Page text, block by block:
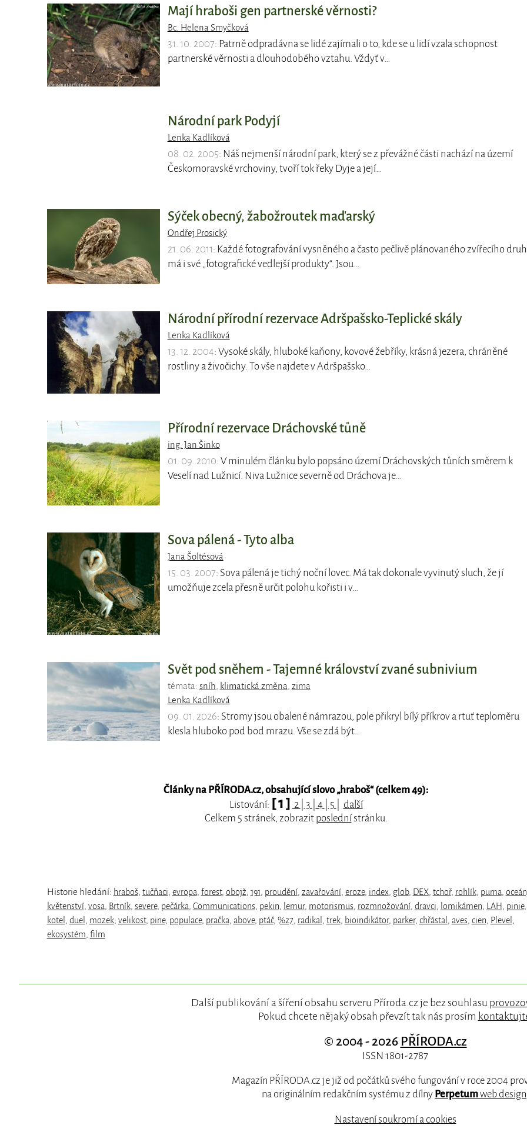
Mají hraboši gen partnerské věrnosti?
Bc. Helena Smyčková
31. 10. 2007: Patrně odpradávna se lidé zajímali o to, kde se u lidí vzala schopnost
partnerské věrnosti a dlouhodobého vztahu. Vždyť v…
Národní park Podyjí
Lenka Kadlíková
08. 02. 2005: Náš nejmenší národní park, který se z převážné části nachází na území
Českomoravské vrchoviny, tvoří tok řeky Dyje a její…
Sýček obecný, žabožroutek maďarský
Ondřej Prosický
21. 06. 2011: Každé fotografování vysněného a často pečlivě plánovaného zvířecího
má i své „fotografické vedlejší produkty“. Jsou…
Národní přírodní rezervace Adršpašsko-Teplické skály
Lenka Kadlíková
13. 12. 2004: Vysoké skály, hluboké kaňony, kovové žebříky, krásná jezera, chráněné
rostliny a živočichy. To vše najdete v Adršpašsko…
Přírodní rezervace Dráchovské tůně
ing. Jan Šinko
01. 09. 2010: V minulém článku bylo popsáno území Dráchovských tůních směrem k
Veselí nad Lužnicí. Niva Lužnice severně od Dráchova je…
Sova pálená - Tyto alba
Jana Šoltésová
15. 03. 2007: Sova pálená je tichý noční lovec. Má tak dokonale vyvinutý sluch, že jí
umožňuje zcela přesně určit polohu kořisti i v…
Svět pod sněhem - Tajemné království zvané subnivium
témata: sníh klimatická změna zima
Lenka Kadlíková
09. 01. 2026: Stromy jsou obalené námrazou, pole přikryl bílý příkrov a rtuť teploměru
klesla hluboko pod bod mrazu. Vše se zdá být…
Články na PŘÍRODA.cz, obsahující slovo „hraboš“ (celkem 49):
Listování: [ 1 ] 2 3 4 5
další
Celkem 5 stránek, zobrazit poslednístránku.
Historie hledání: hraboš tučňaci evropa forest, obojž 191 proudění, zavařování, eroze, index glob, DEX, tchoř, rohlík, puma
květenství, vosa Brtník, severe, pečárka Communications pekin lemur, motorismus rozmnožování, dravci lomikámen LAH pinie,
kotel
duel mozek, velikost, pine, populace, pračka above, ptáč, %27, radikal trek, bioindikátor, parker, chřástal aves cien Plevel
ekosystém film
Další publikování a šíření obsahu serveru Příroda.cz je bez souhlasu
Pokud chcete nějaký obsah převzít tak nás prosím
© 2004 - 2026 PŘÍRODA.cz
ISSN 1801-2787
Magazín PŘÍRODA.cz je již od počátků svého fungování v roce 2004
na originálním redakčním systému z dílny Perpetumweb design
Nastavení soukromí a cookies